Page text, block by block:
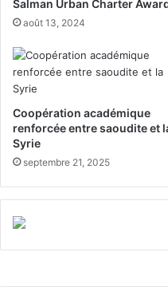
u
l
a
s
n
t
é
d
e
s
f
m
n
d
e
s
e
r
e
i
l
l
s
Salman Urban Charter Award
août 13, 2024
Coopération académique
renforcée entre saoudite et
Syrie
septembre 21, 2025